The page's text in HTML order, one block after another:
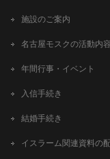
施設のご案内
名古屋モスクの活動内容
年間行事・イベント
入信手続き
結婚手続き
イスラーム関連資料の